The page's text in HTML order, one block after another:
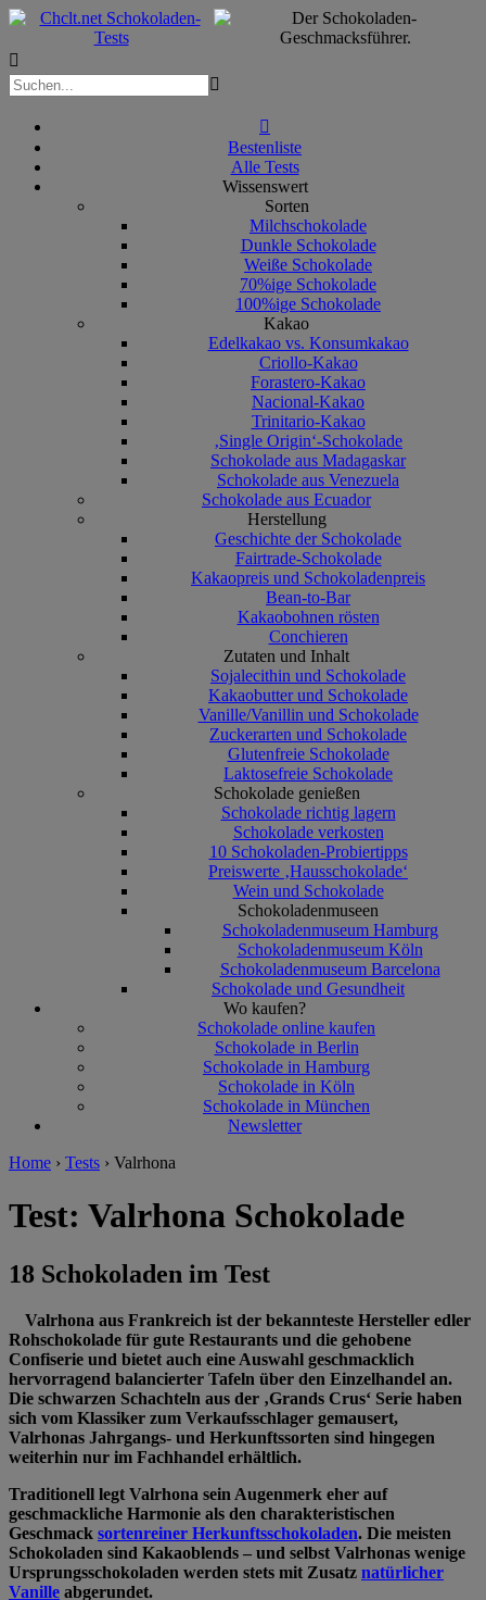



Bestenliste
Alle Tests
Wissenswert
Sorten
Milchschokolade
Dunkle Schokolade
Weiße Schokolade
70%ige Schokolade
100%ige Schokolade
Kakao
Edelkakao vs. Konsumkakao
Criollo-Kakao
Forastero-Kakao
Nacional-Kakao
Trinitario-Kakao
‚Single Origin‘-Schokolade
Schokolade aus Madagaskar
Schokolade aus Venezuela
Schokolade aus Ecuador
Herstellung
Geschichte der Schokolade
Fairtrade-Schokolade
Kakaopreis und Schokoladenpreis
Bean-to-Bar
Kakaobohnen rösten
Conchieren
Zutaten und Inhalt
Sojalecithin und Schokolade
Kakaobutter und Schokolade
Vanille/Vanillin und Schokolade
Zuckerarten und Schokolade
Glutenfreie Schokolade
Laktosefreie Schokolade
Schokolade genießen
Schokolade richtig lagern
Schokolade verkosten
10 Schokoladen-Probiertipps
Preiswerte ‚Hausschokolade‘
Wein und Schokolade
Schokoladenmuseen
Schokoladenmuseum Hamburg
Schokoladenmuseum Köln
Schokoladenmuseum Barcelona
Schokolade und Gesundheit
Wo kaufen?
Schokolade online kaufen
Schokolade in Berlin
Schokolade in Hamburg
Schokolade in Köln
Schokolade in München
Newsletter
Home › Tests › Valrhona
Test: Valrhona Schokolade
18 Schokoladen im Test
Valrhona aus Frankreich ist der bekannteste Hersteller edler
Rohschokolade für gute Restaurants und die gehobene
Confiserie und bietet auch eine Auswahl geschmacklich
hervorragend balancierter Tafeln über den Einzelhandel an.
Die schwarzen Schachteln aus der ‚Grands Crus‘ Serie haben
sich vom Klassiker zum Verkaufsschlager gemausert,
Valrhonas Jahrgangs- und Herkunftssorten sind hingegen
weiterhin nur im Fachhandel erhältlich.
Traditionell legt Valrhona sein Augenmerk eher auf
geschmackliche Harmonie als den charakteristischen
Geschmack sortenreiner Herkunftsschokoladen. Die meisten
Schokoladen sind Kakaoblends – und selbst Valrhonas wenige
Ursprungsschokoladen werden stets mit Zusatz natürlicher
Vanille abgerundet.